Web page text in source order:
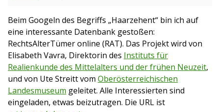
Beim Googeln des Begriffs „Haarzehent“ bin ich auf
eine interessante Datenbank gestoßen:
RechtsAlterTümer online (RAT). Das Projekt wird von
Elisabeth Vavra, Direktorin des Instituts für
Realienkunde des Mittelalters und der frühen Neuzeit,
und von Ute Streitt vom Oberösterreichischen
Landesmuseum geleitet. Alle Interessierten sind
eingeladen, etwas beizutragen. Die URL ist